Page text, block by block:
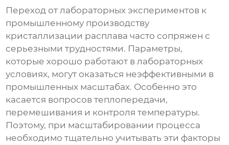
Переход от лабораторных экспериментов к
промышленному производству
кристаллизации расплава часто сопряжен с
серьезными трудностями. Параметры,
которые хорошо работают в лабораторных
условиях, могут оказаться неэффективными в
промышленных масштабах. Особенно это
касается вопросов теплопередачи,
перемешивания и контроля температуры.
Поэтому, при масштабировании процесса
необходимо тщательно учитывать эти факторы